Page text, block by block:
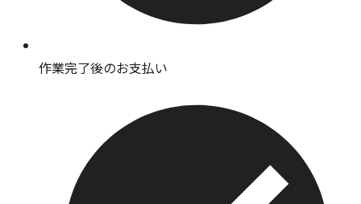
作業完了後のお支払い